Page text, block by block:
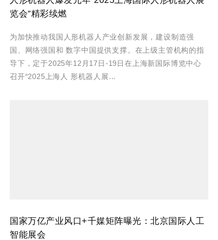
览会”精彩续燃
为加快推动我国人形机器人产业创新发展，建设制造强
国、网络强国和 数字中国提供支撑。在上级主管机构的指
导下，定于2025年12月17日-19日在上海新国际博览中心
召开“2025上海人 形机器人展...
国家万亿产业风口+千媒矩阵曝光：北京国际人工
智能展会